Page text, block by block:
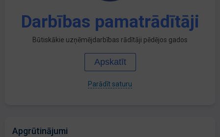
Darbības pamatrādītāji
Būtiskākie uzņēmējdarbības rādītāji pēdējos gados
Apskatīt
Parādīt saturu
Apgrūtinājumi